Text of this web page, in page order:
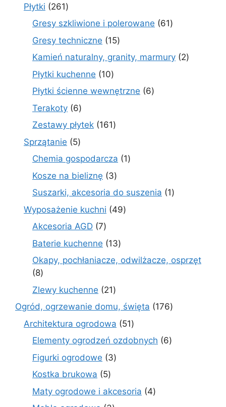
Płytki 261261
produktów
Gresy szkliwione i polerowane 6161
Gresy techniczne 1515
produktów
Kamień naturalny, granity, marmury 22
Płytki kuchenne 1010
produktów
Płytki ścienne wewnętrzne 66
Terakoty 66
produktów
Zestawy płytek 161161
Sprzątanie 55
produktów
Chemia gospodarcza 11
Kosze na bieliznę 33
produkty
Suszarki, akcesoria do suszenia 11
Wyposażenie kuchni 4949
Akcesoria AGD 77
produktów
Baterie kuchenne 1313
produktów
Okapy, pochłaniacze, odwilżacze, osprzęt
88
produktów
Zlewy kuchenne 2121
produktów
Ogród, ogrzewanie domu, święta 176176
Architektura ogrodowa 5151
produktów
Elementy ogrodzeń ozdobnych 66
Figurki ogrodowe 33
Kostka brukowa 55
produktów
Maty ogrodowe i akcesoria 44